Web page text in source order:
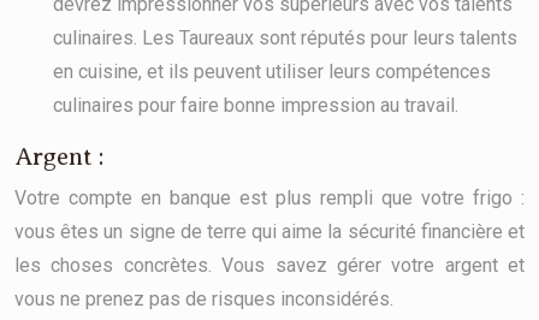
culinaires. Les Taureaux sont réputés pour leurs talents
en cuisine, et ils peuvent utiliser leurs compétences
culinaires pour faire bonne impression au travail.
Argent :
Votre compte en banque est plus rempli que votre frigo :
vous êtes un signe de terre qui aime la sécurité financière et
les choses concrètes. Vous savez gérer votre argent et
vous ne prenez pas de risques inconsidérés.